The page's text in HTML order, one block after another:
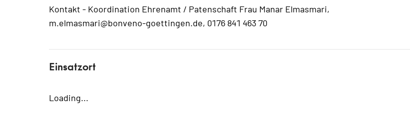
Kontakt - Koordination Ehrenamt / Patenschaft Frau Manar Elmasmari,
m.elmasmari@bonveno-goettingen.de, 0176 841 463 70
Einsatzort
Loading...